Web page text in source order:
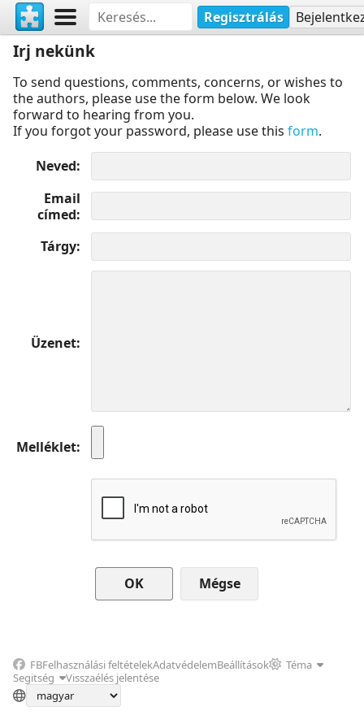
Regisztrálás
Irj nekünk
To send questions, comments, concerns, or wishes to
the authors, please use the form below. We look
forward to hearing from you.
If you forgot your password, please use this form.
Neved
Email
címed
Tárgy
Üzenet
Melléklet
Mégse
FBFelhasználási feltételekAdatvédelemBeállítások
Téma
Segitség
Visszaélés jelentése